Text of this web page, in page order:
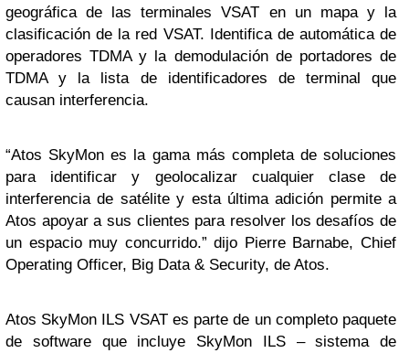
geográfica de las terminales VSAT en un mapa y la
clasificación de la red VSAT. Identifica de automática de
operadores TDMA y la demodulación de portadores de
TDMA y la lista de identificadores de terminal que
causan interferencia.
“Atos SkyMon es la gama más completa de soluciones
para identificar y geolocalizar cualquier clase de
interferencia de satélite y esta última adición permite a
Atos apoyar a sus clientes para resolver los desafíos de
un espacio muy concurrido.” dijo Pierre Barnabe, Chief
Operating Officer, Big Data & Security, de Atos.
Atos SkyMon ILS VSAT es parte de un completo paquete
de software que incluye SkyMon ILS – sistema de